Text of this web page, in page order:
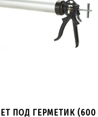
ПОД ГЕРМЕТИК (600